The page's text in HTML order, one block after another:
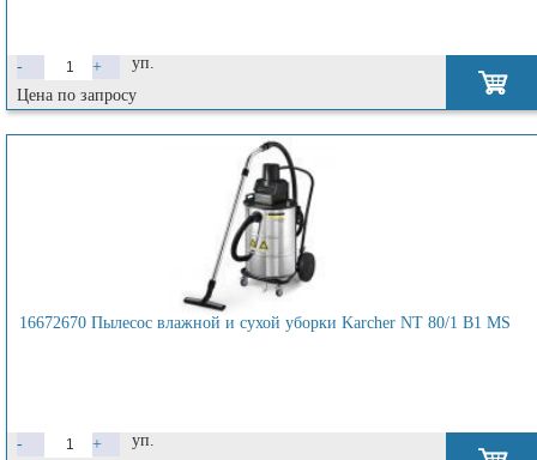
- +
уп.
Цена по запросу
16672670 Пылесос влажной и сухой уборки Karcher NT 80/1 B1 MS
- +
уп.